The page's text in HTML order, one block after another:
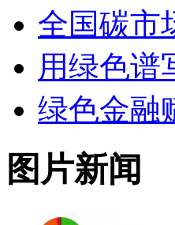
全国碳市
用绿色谱
绿色金融
图片新闻